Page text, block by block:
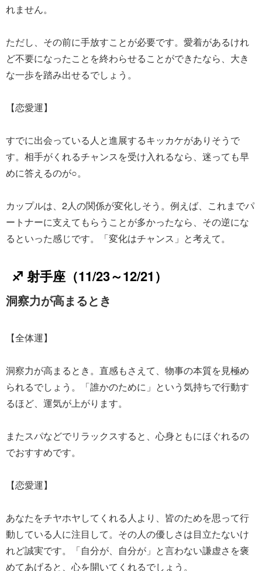
れません。
ただし、その前に手放すことが必要です。愛着があるけれ
ど不要になったことを終わらせることができたなら、大き
な一歩を踏み出せるでしょう。
【恋愛運】
すでに出会っている人と進展するキッカケがありそうで
す。相手がくれるチャンスを受け入れるなら、迷っても早
めに答えるのが○。
カップルは、2人の関係が変化しそう。例えば、これまでパ
ートナーに支えてもらうことが多かったなら、その逆にな
るといった感じです。「変化はチャンス」と考えて。
♐ 射手座（11/23～12/21）
洞察力が高まるとき
【全体運】
洞察力が高まるとき。直感もさえて、物事の本質を見極め
られるでしょう。「誰かのために」という気持ちで行動す
るほど、運気が上がります。
またスパなどでリラックスすると、心身ともにほぐれるの
でおすすめです。
【恋愛運】
あなたをチヤホヤしてくれる人より、皆のためを思って行
動している人に注目して。その人の優しさは目立たないけ
れど誠実です。「自分が、自分が」と言わない謙虚さを褒
めてあげると、心を開いてくれるでしょう。